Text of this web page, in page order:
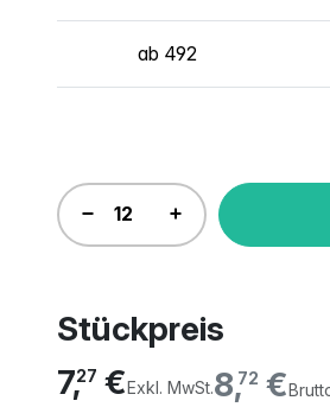
ab 492
Stückpreis
8,72 €
7,27 €Exkl. MwSt.